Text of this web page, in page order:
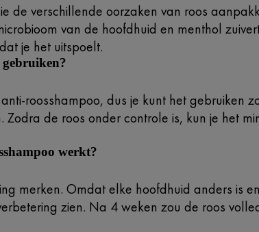
de verschillende oorzaken van roos
van de hoofdhuid en menthol
je het uitspoelt.
roosshampoo, dus je kunt het gebruiken
Zodra de roos onder controle is, kun je het
werkt?
merken. Omdat elke hoofdhuid anders is
zien. Na 4 weken zou de roos